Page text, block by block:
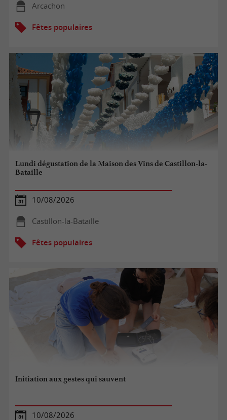
Arcachon
Fêtes populaires
Lundi dégustation de la Maison des Vins de Castillon-la-
Bataille
10/08/2026
Castillon-la-Bataille
Fêtes populaires
Initiation aux gestes qui sauvent
10/08/2026